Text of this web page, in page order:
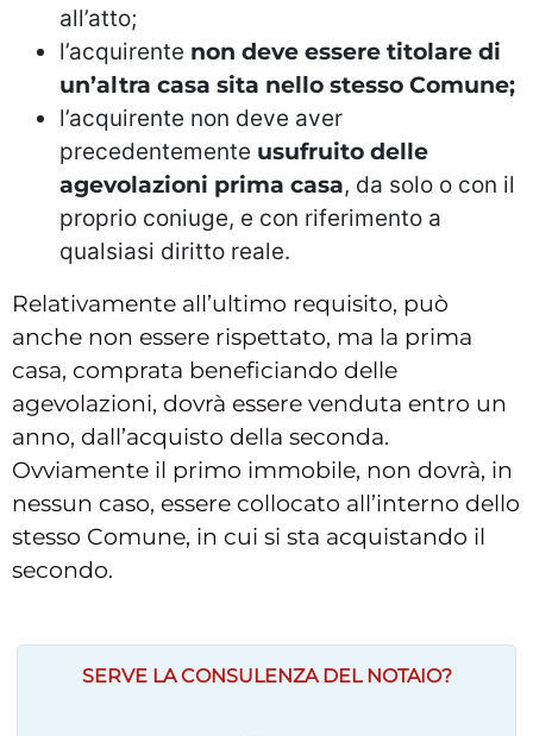
all’atto;
l’acquirente non deve essere titolare di
un’altra casa sita nello stesso Comune;
l’acquirente non deve aver
precedentemente usufruito delle
agevolazioni prima casa, da solo o con il
proprio coniuge, e con riferimento a
qualsiasi diritto reale.
Relativamente all’ultimo requisito, può
anche non essere rispettato, ma la prima
casa, comprata beneficiando delle
agevolazioni, dovrà essere venduta entro un
anno, dall’acquisto della seconda.
Ovviamente il primo immobile, non dovrà, in
nessun caso, essere collocato all’interno dello
stesso Comune, in cui si sta acquistando il
secondo.
SERVE LA CONSULENZA DEL NOTAIO?